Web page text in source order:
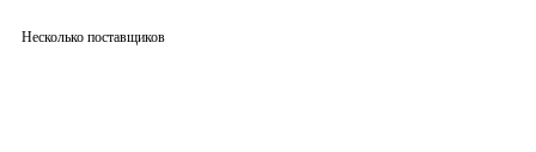
Несколько поставщиков